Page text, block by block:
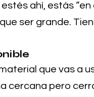
ahí, estás “en
ser grande.
que vas a
cercana pero